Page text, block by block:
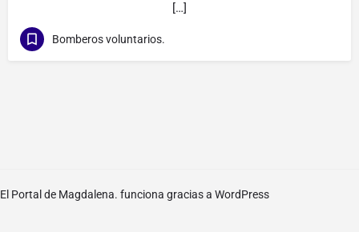
[…]
Bomberos voluntarios.
El Portal de Magdalena. funciona gracias a WordPress